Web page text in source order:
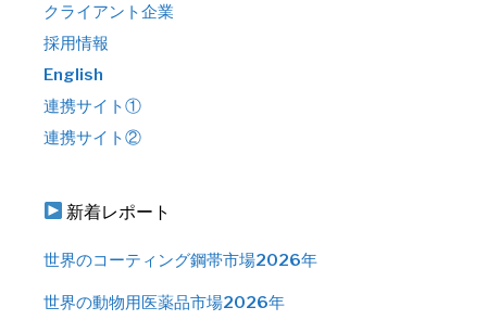
クライアント企業
採用情報
English
連携サイト①
連携サイト②
新着レポート
世界のコーティング鋼帯市場2026年
世界の動物用医薬品市場2026年